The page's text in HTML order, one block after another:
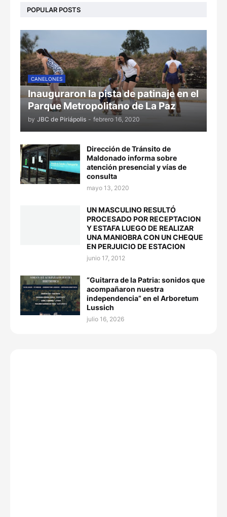
POPULAR POSTS
CANELONES
Inauguraron la pista de patinaje en el
Parque Metropolitano de La Paz
by JBC de Piriápolis - febrero 16, 2020
Dirección de Tránsito de
Maldonado informa sobre
atención presencial y vías de
consulta
mayo 13, 2020
UN MASCULINO RESULTÓ
PROCESADO POR RECEPTACION
Y ESTAFA LUEGO DE REALIZAR
UNA MANIOBRA CON UN CHEQUE
EN PERJUICIO DE ESTACION
junio 17, 2012
“Guitarra de la Patria: sonidos que
acompañaron nuestra
independencia” en el Arboretum
Lussich
julio 16, 2026